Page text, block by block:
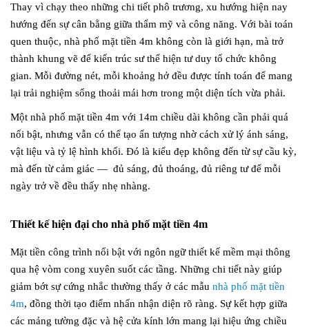
Thay vì chạy theo những chi tiết phô trương, xu hướng hiện nay
hướng đến sự cân bằng giữa thẩm mỹ và công năng. Với bài toán
quen thuộc, nhà phố mặt tiền 4m không còn là giới hạn, mà trở
thành khung vẽ để kiến trúc sư thể hiện tư duy tổ chức không
gian. Mỗi đường nét, mỗi khoảng hở đều được tính toán để mang
lại trải nghiệm sống thoải mái hơn trong một diện tích vừa phải.
Một nhà phố mặt tiền 4m với 14m chiều dài không cần phải quá
nổi bật, nhưng vẫn có thể tạo ấn tượng nhờ cách xử lý ánh sáng,
vật liệu và tỷ lệ hình khối. Đó là kiểu đẹp không đến từ sự cầu kỳ,
mà đến từ cảm giác — đủ sáng, đủ thoáng, đủ riêng tư để mỗi
ngày trở về đều thấy nhẹ nhàng.
Thiết kế hiện đại cho nhà phố mặt tiền 4m
Mặt tiền công trình nổi bật với ngôn ngữ thiết kế mềm mại thông
qua hệ vòm cong xuyên suốt các tầng. Những chi tiết này giúp
giảm bớt sự cứng nhắc thường thấy ở các mẫu nhà phố mặt tiền
4m, đồng thời tạo điểm nhấn nhận diện rõ ràng. Sự kết hợp giữa
các mảng tường đặc và hệ cửa kính lớn mang lại hiệu ứng chiều